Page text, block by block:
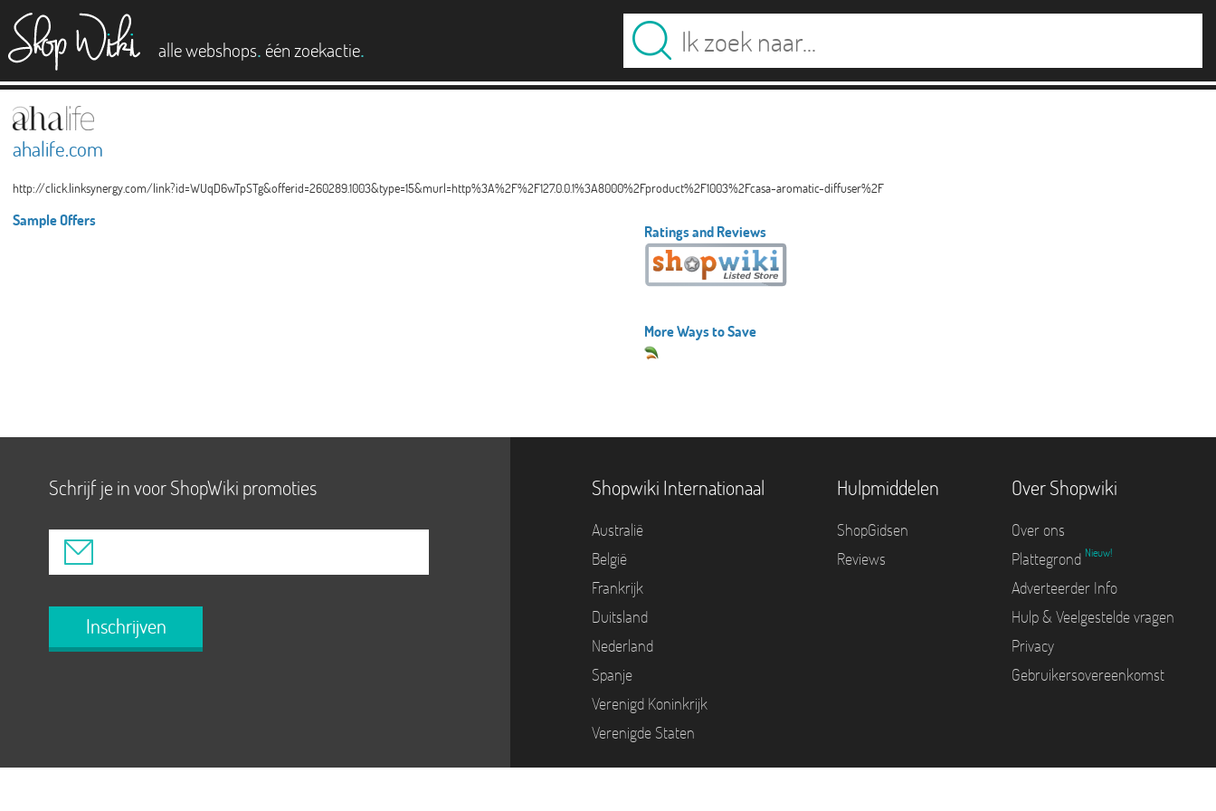
alle webshops. één zoekactie.
ahalife.com
http://click.linksynergy.com/link?id=WUqD6wTpSTg&offerid=260289.1003&type=15&murl=http%3A%2F%2F127.0.0.1%3A8000%2Fproduct%2F1003%2Fcasa-aromatic-diffuser%2F
Sample Offers
Ratings and Reviews
More Ways to Save
Schrijf je in voor ShopWiki promoties
Inschrijven
Shopwiki Internationaal
Australië
België
Frankrijk
Duitsland
Nederland
Spanje
Verenigd Koninkrijk
Verenigde Staten
Hulpmiddelen
ShopGidsen
Reviews
Over Shopwiki
Over ons
Plattegrond Nieuw!
Adverteerder Info
Hulp & Veelgestelde vragen
Privacy
Gebruikersovereenkomst